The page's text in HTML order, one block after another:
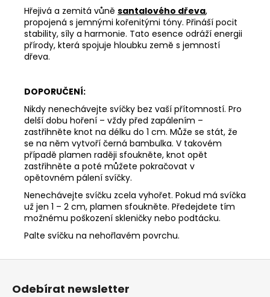
Hřejivá a zemitá vůně santalového dřeva,
propojená s jemnými kořenitými tóny. Přináší pocit
stability, síly a harmonie. Tato esence odráží energii
přírody, která spojuje hloubku země s jemností
dřeva.
DOPORUČENÍ:
Nikdy nenechávejte svíčky bez vaší přítomností. Pro
delší dobu hoření – vždy před zapálením –
zastřihněte knot na délku do 1 cm. Může se stát, že
se na něm vytvoří černá bambulka. V takovém
případě plamen raději sfoukněte, knot opět
zastřihněte a poté můžete pokračovat v
opětovném pálení svíčky.
Nenechávejte svíčku zcela vyhořet. Pokud má svíčka
už jen 1 – 2 cm, plamen sfoukněte. Předejdete tím
možnému poškození skleničky nebo podtácku.
Palte svíčku na nehořlavém povrchu.
Z
Odebírat newsletter